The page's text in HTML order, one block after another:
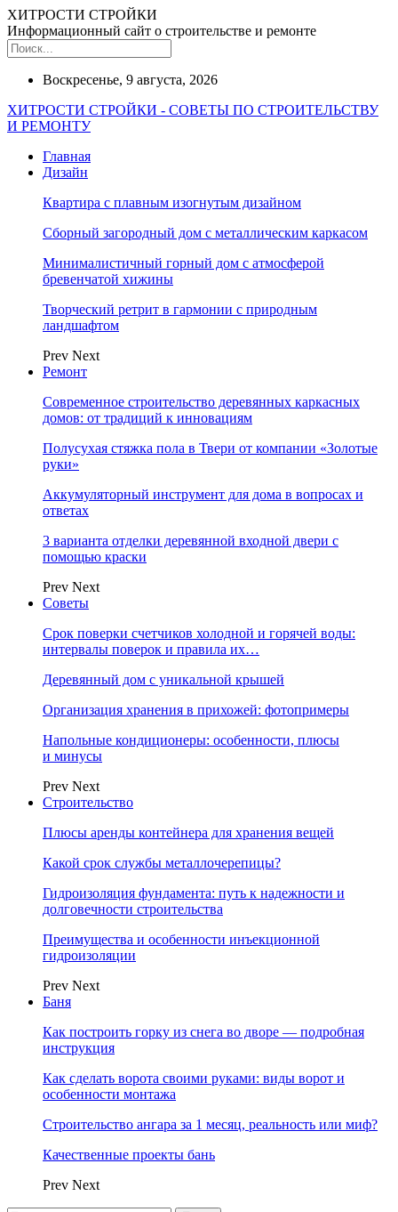
ХИТРОСТИ СТРОЙКИ
Информационный сайт о строительстве и ремонте
Воскресенье, 9 августа, 2026
ХИТРОСТИ СТРОЙКИ - СОВЕТЫ ПО СТРОИТЕЛЬСТВУ
И РЕМОНТУ
Главная
Дизайн
Квартира с плавным изогнутым дизайном
Сборный загородный дом с металлическим каркасом
Минималистичный горный дом с атмосферой
бревенчатой хижины
Творческий ретрит в гармонии с природным
ландшафтом
Prev Next
Ремонт
Современное строительство деревянных каркасных
домов: от традиций к инновациям
Полусухая стяжка пола в Твери от компании «Золотые
руки»
Аккумуляторный инструмент для дома в вопросах и
ответах
3 варианта отделки деревянной входной двери с
помощью краски
Prev Next
Советы
Срок поверки счетчиков холодной и горячей воды:
интервалы поверок и правила их…
Деревянный дом с уникальной крышей
Организация хранения в прихожей: фотопримеры
Напольные кондиционеры: особенности, плюсы
и минусы
Prev Next
Строительство
Плюсы аренды контейнера для хранения вещей
Какой срок службы металлочерепицы?
Гидроизоляция фундамента: путь к надежности и
долговечности строительства
Преимущества и особенности инъекционной
гидроизоляции
Prev Next
Баня
Как построить горку из снега во дворе — подробная
инструкция
Как сделать ворота своими руками: виды ворот и
особенности монтажа
Строительство ангара за 1 месяц, реальность или миф?
Качественные проекты бань
Prev Next